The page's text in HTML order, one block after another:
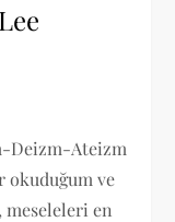
Deizm-Ateizm
okuduğum ve
en